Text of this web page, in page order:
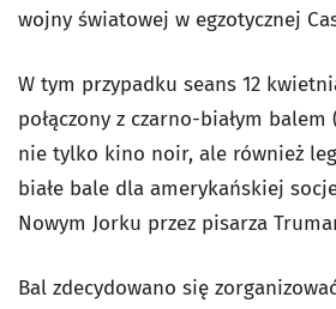
wojny światowej w egzotycznej
W tym przypadku seans 12
połączony z czarno-białym balem
nie tylko kino noir, ale również
białe bale dla amerykańskiej
Nowym Jorku przez pisarza
Bal zdecydowano się